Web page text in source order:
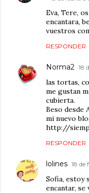
Eva, Tere,
encantara,
vuestros
RESPONDER
Norma2 18
las tortas,
me gustan
cubierta.
Beso desde
mi nuevo
http://
RESPONDER
lolines 18 de
Sofia, estoy
encantar, se